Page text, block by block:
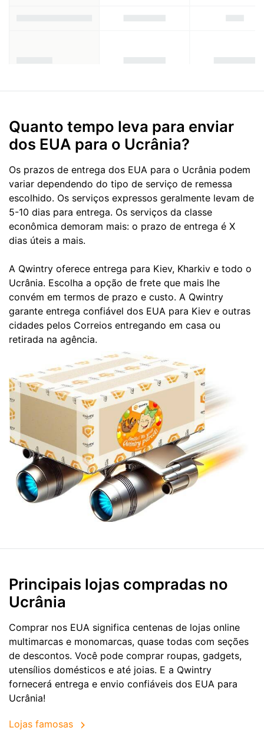
Quanto tempo leva para enviar
dos EUA para o Ucrânia?
Os prazos de entrega dos EUA para o Ucrânia podem
variar dependendo do tipo de serviço de remessa
escolhido. Os serviços expressos geralmente levam de
5-10 dias para entrega. Os serviços da classe
econômica demoram mais: o prazo de entrega é X
dias úteis a mais.
A Qwintry oferece entrega para Kiev, Kharkiv e todo o
Ucrânia. Escolha a opção de frete que mais lhe
convém em termos de prazo e custo. A Qwintry
garante entrega confiável dos EUA para Kiev e outras
cidades pelos Correios entregando em casa ou
retirada na agência.
Principais lojas compradas no
Ucrânia
Comprar nos EUA significa centenas de lojas online
multimarcas e monomarcas, quase todas com seções
de descontos. Você pode comprar roupas, gadgets,
utensílios domésticos e até joias. E a Qwintry
fornecerá entrega e envio confiáveis dos EUA para
Ucrânia!
Lojas famosas